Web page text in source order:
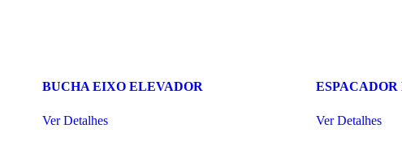
BUCHA EIXO ELEVADOR
Ver Detalhes
ESPACADOR
Ver Detalhes